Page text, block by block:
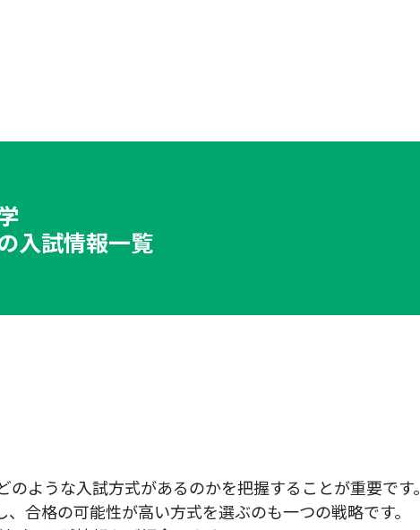
入試情報一覧
ような入試方式があるのかを把握することが重要です。
合格の可能性が高い方式を選ぶのも一つの戦略です。